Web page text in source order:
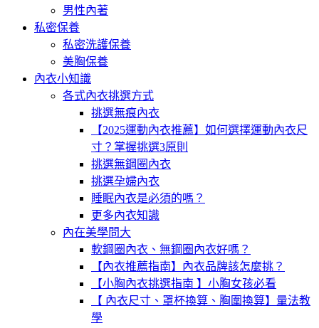
男性內著
私密保養
私密洗護保養
美胸保養
內衣小知識
各式內衣挑選方式
挑選無痕內衣
【2025運動內衣推薦】如何選擇運動內衣尺
寸？掌握挑選3原則
挑選無鋼圈內衣
挑選孕婦內衣
睡眠內衣是必須的嗎？
更多內衣知識
內在美學問大
軟鋼圈內衣、無鋼圈內衣好嗎？
【內衣推薦指南】內衣品牌該怎麼挑？
【小胸內衣挑選指南 】小胸女孩必看
【 內衣尺寸、罩杯換算、胸圍換算】量法教
學